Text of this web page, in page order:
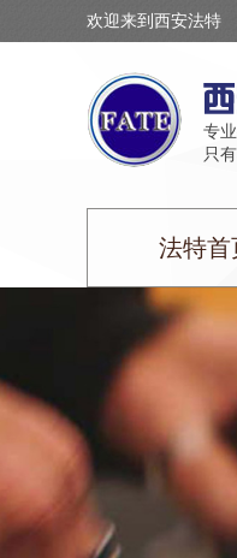
欢迎来到西安法特
专
只
法特首